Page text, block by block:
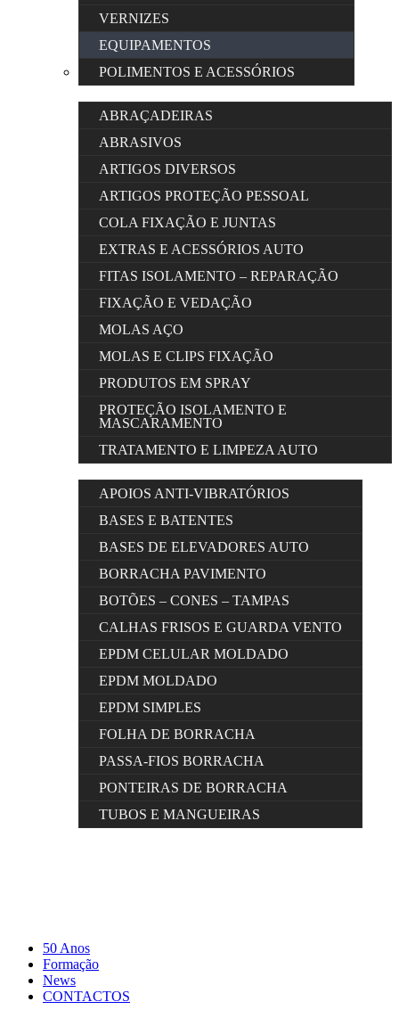
VERNIZES
EQUIPAMENTOS
POLIMENTOS E ACESSÓRIOS
ABRAÇADEIRAS
ABRASIVOS
ARTIGOS DIVERSOS
ARTIGOS PROTEÇÃO PESSOAL
COLA FIXAÇÃO E JUNTAS
EXTRAS E ACESSÓRIOS AUTO
FITAS ISOLAMENTO – REPARAÇÃO
FIXAÇÃO E VEDAÇÃO
MOLAS AÇO
MOLAS E CLIPS FIXAÇÃO
PRODUTOS EM SPRAY
PROTEÇÃO ISOLAMENTO E
MASCARAMENTO
TRATAMENTO E LIMPEZA AUTO
APOIOS ANTI-VIBRATÓRIOS
BASES E BATENTES
BASES DE ELEVADORES AUTO
BORRACHA PAVIMENTO
BOTÕES – CONES – TAMPAS
CALHAS FRISOS E GUARDA VENTO
EPDM CELULAR MOLDADO
EPDM MOLDADO
EPDM SIMPLES
FOLHA DE BORRACHA
PASSA-FIOS BORRACHA
PONTEIRAS DE BORRACHA
TUBOS E MANGUEIRAS
50 Anos
Formação
News
CONTACTOS